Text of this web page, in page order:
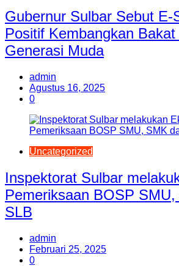
Gubernur Sulbar Sebut E-
Positif Kembangkan Bakat
Generasi Muda
admin
Agustus 16, 2025
0
Uncategorized
Inspektorat Sulbar
Pemeriksaan BOSP
SLB
admin
Februari 25, 2025
0